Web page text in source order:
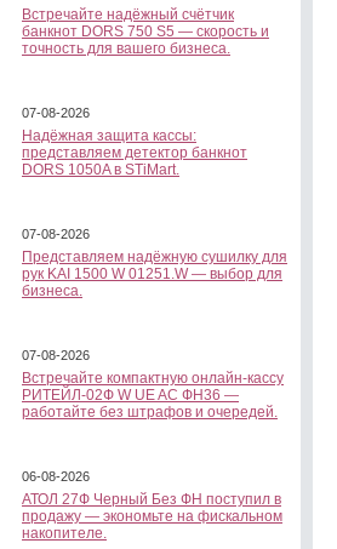
Встречайте надёжный счётчик
банкнот DORS 750 S5 — скорость и
точность для вашего бизнеса.
07-08-2026
Надёжная защита кассы:
представляем детектор банкнот
DORS 1050A в STiMart.
07-08-2026
Представляем надёжную сушилку для
рук KAI 1500 W 01251.W — выбор для
бизнеса.
07-08-2026
Встречайте компактную онлайн-кассу
РИТЕЙЛ-02Ф W UE AC ФН36 —
работайте без штрафов и очередей.
06-08-2026
АТОЛ 27Ф Черный Без ФН поступил в
продажу — экономьте на фискальном
накопителе.